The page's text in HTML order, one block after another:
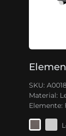
SKU:
Material:
Elemente: